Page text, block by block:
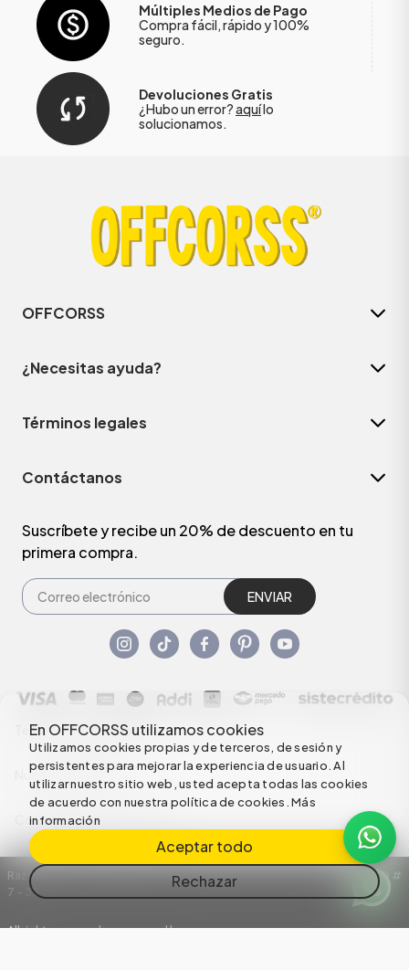
En OFFCORSS utilizamos cookies
Utilizamos cookies propias y de terceros, de sesión y
persistentes para mejorar la experiencia de usuario. Al
utilizar nuestro sitio web, usted acepta todas las cookies
de acuerdo con nuestra política de cookies.Más
información
Aceptar todo
Rechazar
Múltiples Medios de Pago
Compra fácil, rápido y 100%
seguro.
Devoluciones Gratis
¿Hubo un error?aquílo
solucionamos.
OFFCORSS
¿Necesitas ayuda?
Términos legales
Contáctanos
Suscríbete y recibe un 20% de descuento en tu
primera compra.
ENVIAR
Términos y condiciones
Nuestras Políticas
Configuración de Cookies
Razón Social: C.I HERMECO S.A. NIT: 890924167-6 Dirección: Carrera 50 #
7 – 35
All rights reserved empowered by